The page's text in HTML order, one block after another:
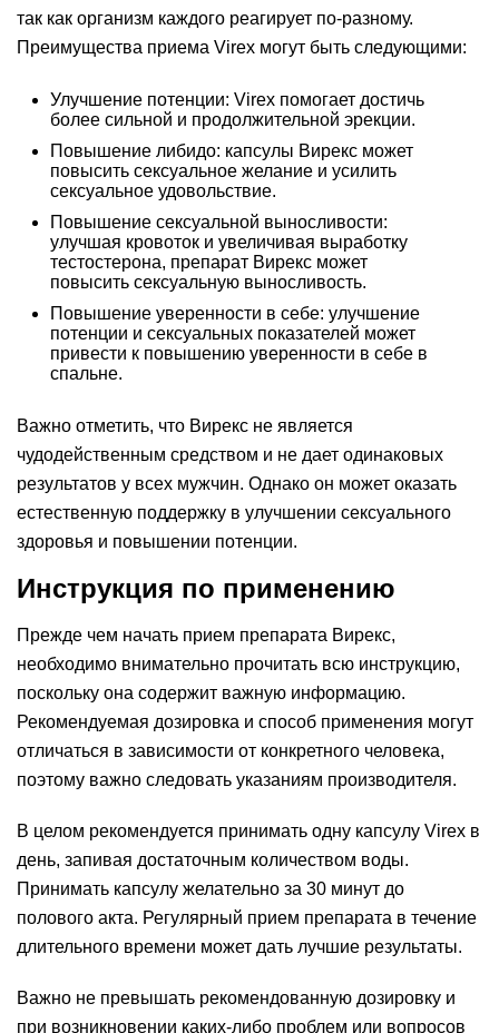
так как организм каждого реагирует по-разному.
Преимущества приема Virex могут быть следующими:
Улучшение потенции: Virex помогает достичь
более сильной и продолжительной эрекции.
Повышение либидо: капсулы Вирекс может
повысить сексуальное желание и усилить
сексуальное удовольствие.
Повышение сексуальной выносливости:
улучшая кровоток и увеличивая выработку
тестостерона, препарат Вирекс может
повысить сексуальную выносливость.
Повышение уверенности в себе: улучшение
потенции и сексуальных показателей может
привести к повышению уверенности в себе в
спальне.
Важно отметить, что Вирекс не является
чудодейственным средством и не дает одинаковых
результатов у всех мужчин. Однако он может оказать
естественную поддержку в улучшении сексуального
здоровья и повышении потенции.
Инструкция по применению
Прежде чем начать прием препарата Вирекс,
необходимо внимательно прочитать всю инструкцию,
поскольку она содержит важную информацию.
Рекомендуемая дозировка и способ применения могут
отличаться в зависимости от конкретного человека,
поэтому важно следовать указаниям производителя.
В целом рекомендуется принимать одну капсулу Virex в
день, запивая достаточным количеством воды.
Принимать капсулу желательно за 30 минут до
полового акта. Регулярный прием препарата в течение
длительного времени может дать лучшие результаты.
Важно не превышать рекомендованную дозировку и
при возникновении каких-либо проблем или вопросов